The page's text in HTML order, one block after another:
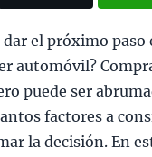
dar el próximo paso
automóvil?
puede ser
factores a
la decisión. En